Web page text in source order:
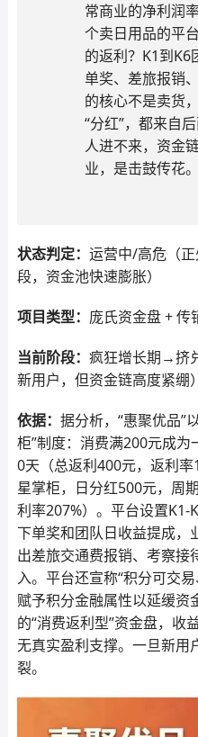
常商业的净利润
个卖日用品的平
的返利？K1到K6
单奖、差旅报销
的核心不是卖货
“分红”，都来自
人进不来，资金
业，是击鼓传花。
状态判定： 运营中/高危（
段，资金池快速膨胀）
项目类型： 庞氏资金盘 + 传
当前阶段： 疯狂增长期→挤
新用户，但资金链高度紧绷）
依据： 据分析，“惠聚优品”
柜”制度：消费满200元成
0天（总返利400元，返利
星掌柜，日分红500元，周
利率207%）。平台设置K1-
下单奖和团队日收益提成，
出差旅交通费报销、考察接
入。平台还宣称“积分可交
赋予积分金融属性以延缓资
的“消费返利型”资金盘，收
无真实盈利支撑。一旦新用
裂。